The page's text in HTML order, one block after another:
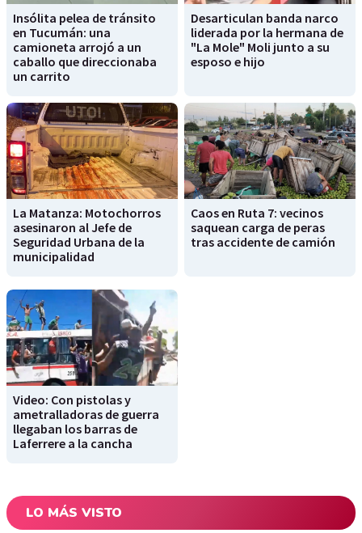
Insólita pelea de tránsito
en Tucumán: una
camioneta arrojó a un
caballo que direccionaba
un carrito
Desarticulan banda narco
liderada por la hermana de
"La Mole" Moli junto a su
esposo e hijo
La Matanza: Motochorros
asesinaron al Jefe de
Seguridad Urbana de la
municipalidad
Caos en Ruta 7: vecinos
saquean carga de peras
tras accidente de camión
Video: Con pistolas y
ametralladoras de guerra
llegaban los barras de
Laferrere a la cancha
LO MÁS VISTO